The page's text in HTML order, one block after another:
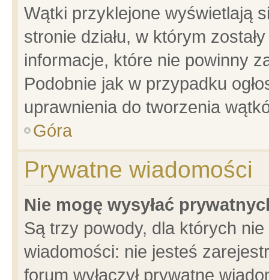
Wątki przyklejone wyświetlają
stronie działu, w którym
informacje, które nie powinny
Podobnie jak w przypadku
uprawnienia do tworzenia
Góra
Prywatne wiadomości
Nie mogę wysyłać
Są trzy powody, dla których
wiadomości: nie jesteś
forum wyłączył prywatne